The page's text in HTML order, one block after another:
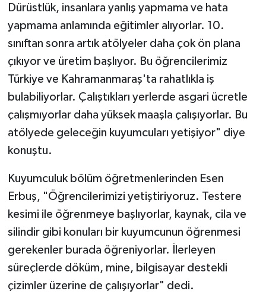
Dürüstlük, insanlara yanlış yapmama ve hata
yapmama anlamında eğitimler alıyorlar. 10.
sınıftan sonra artık atölyeler daha çok ön plana
çıkıyor ve üretim başlıyor. Bu öğrencilerimiz
Türkiye ve Kahramanmaraş'ta rahatlıkla iş
bulabiliyorlar. Çalıştıkları yerlerde asgari ücretle
çalışmıyorlar daha yüksek maaşla çalışıyorlar. Bu
atölyede geleceğin kuyumcuları yetişiyor" diye
konuştu.
Kuyumculuk bölüm öğretmenlerinden Esen
Erbuş, "Öğrencilerimizi yetiştiriyoruz. Testere
kesimi ile öğrenmeye başlıyorlar, kaynak, cila ve
silindir gibi konuları bir kuyumcunun öğrenmesi
gerekenler burada öğreniyorlar. İlerleyen
süreçlerde döküm, mine, bilgisayar destekli
çizimler üzerine de çalışıyorlar" dedi.